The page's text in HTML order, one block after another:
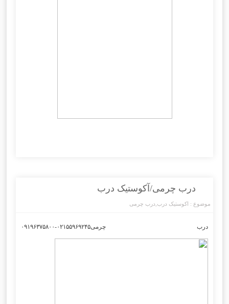
درب چرمی/آکوستیک درب
موضوع : اکوستیک درب درب چرمی
درب چرمی۰۲۱۵۵۹۶۹۲۴۵-۰۹۱۹۶۳۷۵۸۰۰